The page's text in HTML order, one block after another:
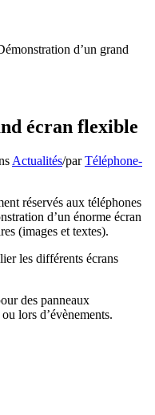
d’un grand
écran flexible
Actualités/parTéléphone-
réservés aux téléphones
d’un énorme écran
(images et textes).
les différents écrans
des panneaux
lors d’évènements.